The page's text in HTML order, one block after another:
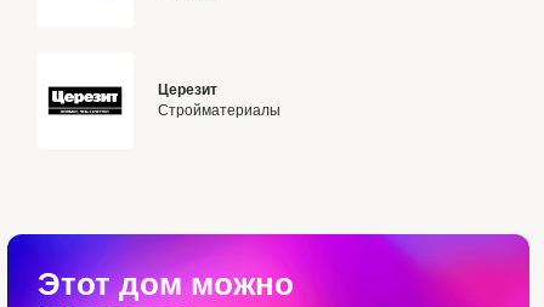
Церезит
Стройматериалы
Этот дом можно